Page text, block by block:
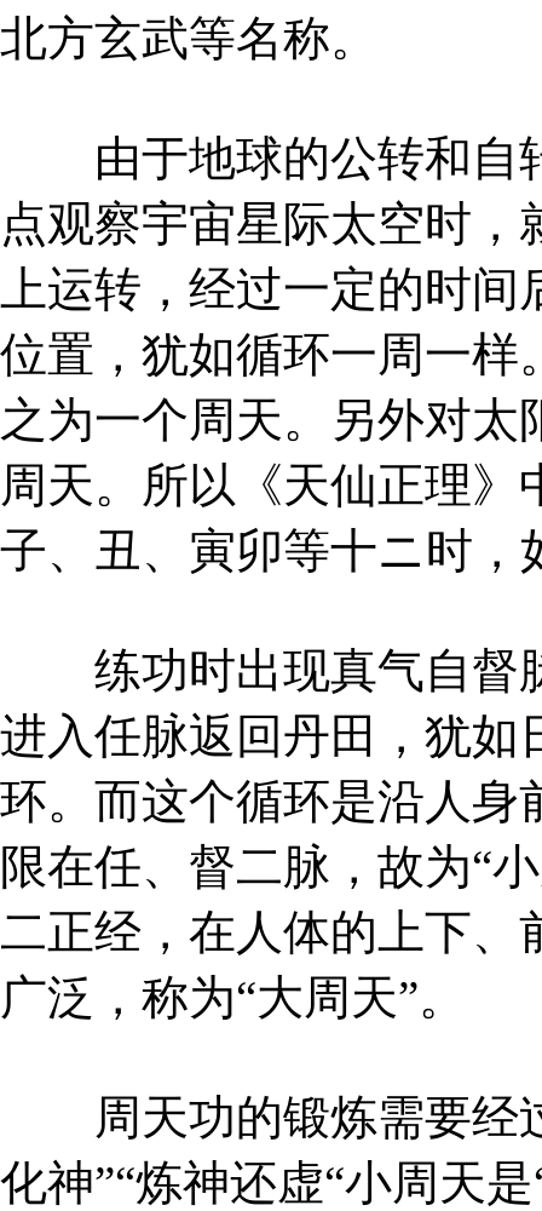
北方玄武等名称。
由于地球的公转和自
点观察宇宙星际太空时
上运转，经过一定的时
位置，犹如循环一周一样
之为一个周天。另外对
周天。所以《天仙正理》
子、丑、寅卯等十ニ时，
练功时出现真气自督
进入任脉返回丹田，犹如
环。而这个循环是沿人身
限在任、督二脉，故为“
二正经，在人体的上下、
广泛，称为“大周天”。
周天功的锻炼需要经过
化神”“炼神还虚“小周天